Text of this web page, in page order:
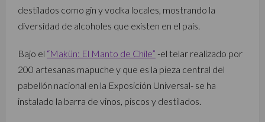
destilados como gin y vodka locales, mostrando la
diversidad de alcoholes que existen en el país.
Bajo el “Makün: El Manto de Chile” -el telar realizado por
200 artesanas mapuche y que es la pieza central del
pabellón nacional en la Exposición Universal- se ha
instalado la barra de vinos, piscos y destilados.